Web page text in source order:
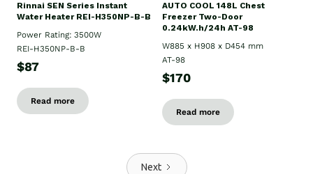
Rinnai SEN Series Instant
Water Heater REI-H350NP-B-B
Power Rating: 3500W
REI-H350NP-B-B
$87
Read more
AUTO COOL 148L Chest
Freezer Two-Door
0.24kW.h/24h AT-98
W885 x H908 x D454 mm
AT-98
$170
Read more
Next